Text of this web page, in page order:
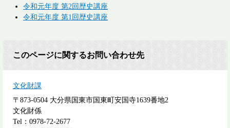
令和元年度 第2回歴史講座
令和元年度 第1回歴史講座
このページに関するお問い合わせ先
文化財課
〒873-0504 大分県国東市国東町安国寺1639番地2
文化財係
Tel：0978-72-2677